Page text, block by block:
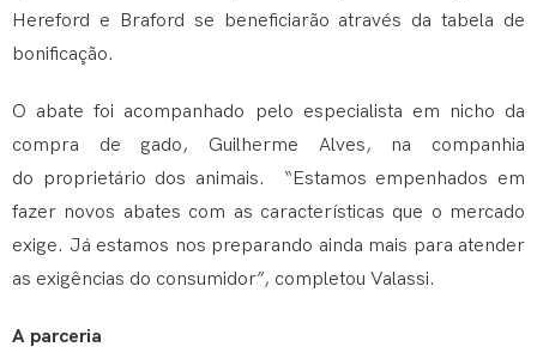
Hereford e Braford se beneficiarão através da tabela de
bonificação.
O abate foi acompanhado pelo especialista em nicho da
compra de gado, Guilherme Alves, na companhia
do proprietário dos animais. “Estamos empenhados em
fazer novos abates com as características que o mercado
exige. Já estamos nos preparando ainda mais para atender
as exigências do consumidor”, completou Valassi.
A parceria